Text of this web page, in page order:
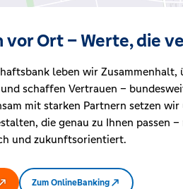
vor Ort – Werte, die
leben wir Zusammenhalt,
schaffen Vertrauen –
mit starken Partnern setzen wir
die genau zu Ihnen passen –
und zukunftsorientiert.
Zum OnlineBanking